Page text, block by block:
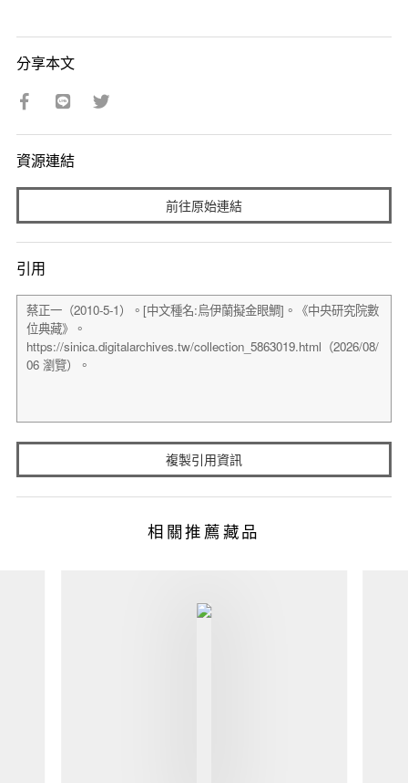
分享本文
資源連結
前往原始連結
引用
複製引用資訊
相關推薦藏品